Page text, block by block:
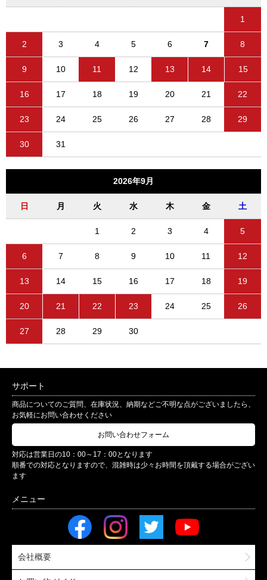
1
2 3 4 5 6 7 8
9 10 11 12 13 14 15
16 17 18 19 20 21 22
23 24 25 26 27 28 29
30 31
2026年9月
日 月 火 水 木 金 土
1 2 3 4 5
6 7 8 9 10 11 12
13 14 15 16 17 18 19
20 21 22 23 24 25 26
27 28 29 30
サポート
商品についてのご質問、在庫状況、納期などご不明な点がございましたら、
お気軽にお問い合わせください
お問い合わせフォーム
対応は営業日の10：00～17：00となります
順番での対応となりますので、混雑時は少々お時間を頂戴する場合がござい
ます
会社概要